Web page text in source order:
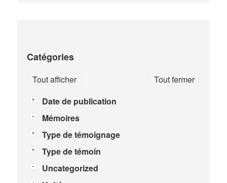
Catégories
Tout fermer
Tout afficher
Date de publication
Mémoires
Type de témoignage
Type de témoin
Uncategorized